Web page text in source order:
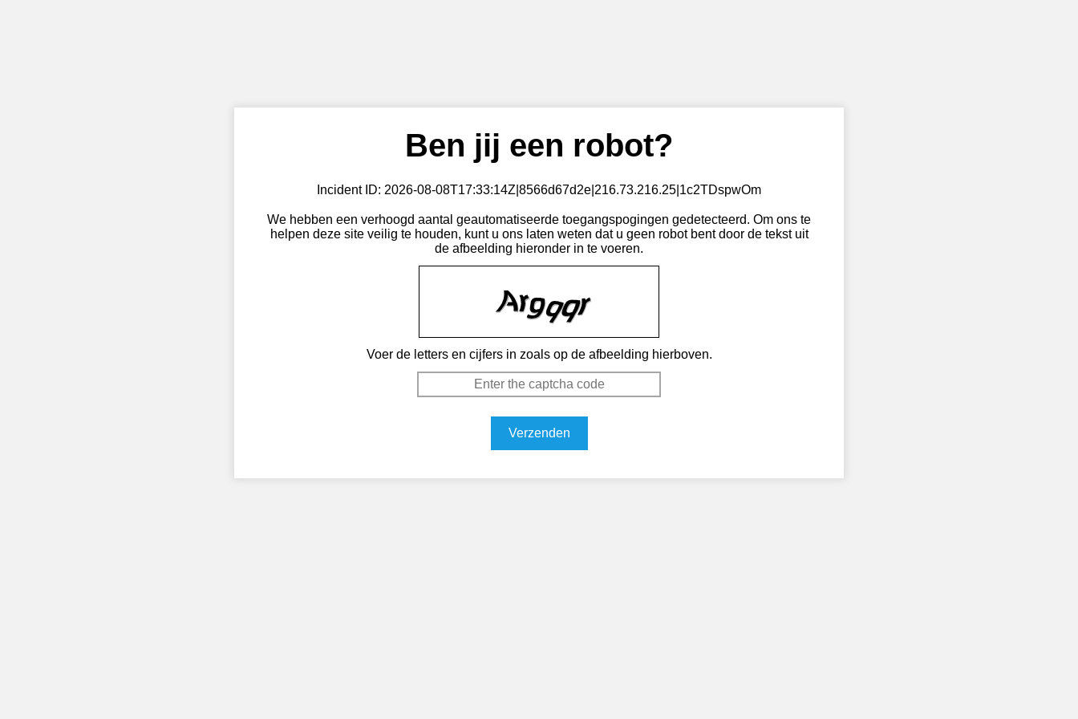
Ben jij een robot?
Incident ID: 2026-08-08T17:33:14Z|8566d67d2e|216.73.216.25|1c2TDspwOm
We hebben een verhoogd aantal geautomatiseerde toegangspogingen gedetecteerd. Om ons te
helpen deze site veilig te houden, kunt u ons laten weten dat u geen robot bent door de tekst uit
de afbeelding hieronder in te voeren.
Voer de letters en cijfers in zoals op de afbeelding hierboven.